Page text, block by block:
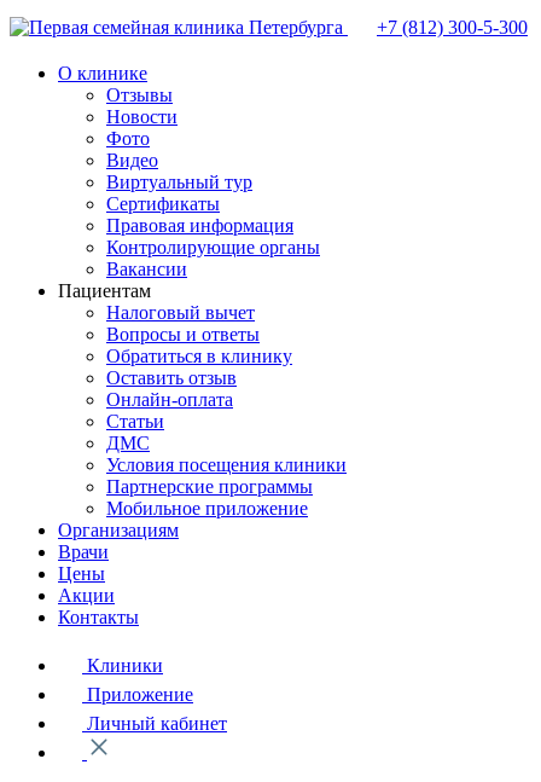
+7 (812) 300-5-300
О клинике
Отзывы
Новости
Фото
Видео
Виртуальный тур
Сертификаты
Правовая информация
Контролирующие органы
Вакансии
Пациентам
Налоговый вычет
Вопросы и ответы
Обратиться в клинику
Оставить отзыв
Онлайн-оплата
Статьи
ДМС
Условия посещения клиники
Партнерские программы
Мобильное приложение
Организациям
Врачи
Цены
Акции
Контакты
Клиники
Приложение
Личный кабинет